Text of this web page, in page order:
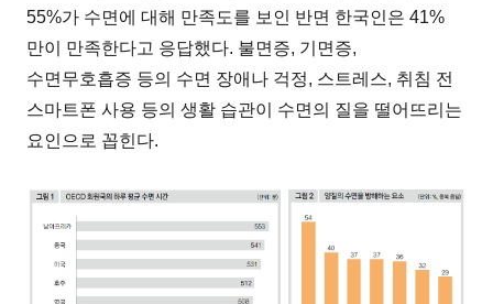
55%가 수면에 대해 만족도를 보인 반면 한국인은 41%
만이 만족한다고 응답했다. 불면증, 기면증,
수면무호흡증 등의 수면 장애나 걱정, 스트레스, 취침 전
스마트폰 사용 등의 생활 습관이 수면의 질을 떨어뜨리는
요인으로 꼽힌다.